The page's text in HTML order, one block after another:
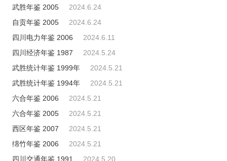
武胜年鉴 2005
2024.6.24
自贡年鉴 2005
2024.6.24
四川电力年鉴 2006
2024.6.11
四川经济年鉴 1987
2024.5.24
武胜统计年鉴 1999年
2024.5.21
武胜统计年鉴 1994年
2024.5.21
六合年鉴 2006
2024.5.21
六合年鉴 2005
2024.5.21
西区年鉴 2007
2024.5.21
绵竹年鉴 2006
2024.5.21
四川交通年鉴 1991
2024.5.20